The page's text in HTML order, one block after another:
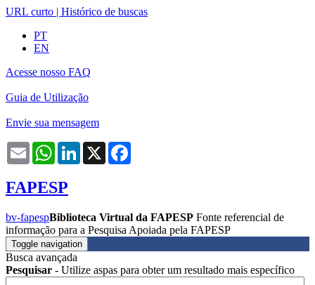
URL curto | Histórico de buscas
PT
EN
Acesse nosso FAQ
Guia de Utilização
Envie sua mensagem
Email WhatsAppLinkedIn
X
FAPESP
bv-fapespBiblioteca Virtual da FAPESP Fonte referencial de
informação para a Pesquisa Apoiada pela FAPESP
Toggle navigation
Busca avançada
Pesquisar - Utilize aspas para obter um resultado mais específico